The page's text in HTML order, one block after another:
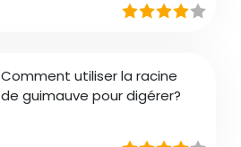
Comment utiliser la racine
de guimauve pour digérer?